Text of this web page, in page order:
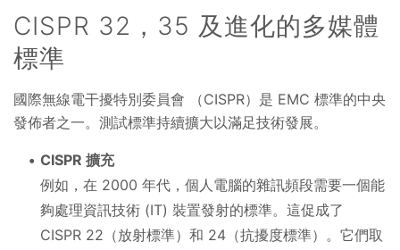
CISPR 32，35 及進化的多媒體
標準
國際無線電干擾特別委員會 （CISPR）是 EMC 標準的中央
發佈者之一。測試標準持續擴大以滿足技術發展。
CISPR 擴充
例如，在 2000 年代，個人電腦的雜訊頻段需要一個能
夠處理資訊技術 (IT) 裝置發射的標準。這促成了
CISPR 22（放射標準）和 24（抗擾度標準）。它們取